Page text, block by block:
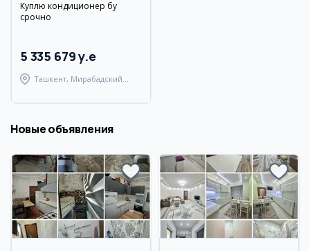
Куплю кондиционер бу
срочно
5 335 679 y.e
Ташкент, Мирабадский
Новые объявления